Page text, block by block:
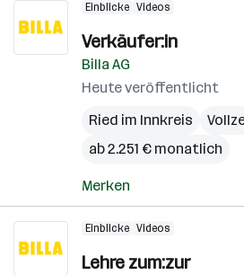
Einblicke Videos
Verkäufer:in
Billa AG
Heute veröffentlicht
Ried im Innkreis
ab 2.251 € monatlich
Merken
Einblicke Videos
Lehre zum:zur